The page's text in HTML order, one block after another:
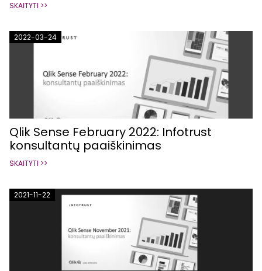
SKAITYTI >>
2022-03-24
Qlik Sense February 2022: Infotrust
konsultantų paaiškinimas
SKAITYTI >>
2021-11-22